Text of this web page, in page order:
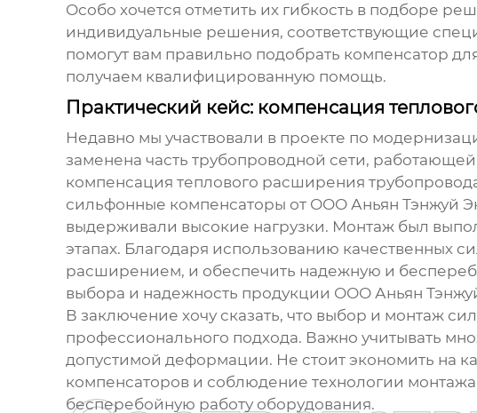
Особо хочется отметить их гибкость в подборе
индивидуальные решения, соответствующие
помогут вам правильно подобрать компенсатор
получаем квалифицированную помощь.
Практический кейс: компенсация
Недавно мы участвовали в проекте по
заменена часть трубопроводной сети,
компенсация теплового расширения
сильфонные компенсаторы от ООО Аньян Тэнжуй
выдерживали высокие нагрузки. Монтаж был
этапах. Благодаря использованию качественных
расширением, и обеспечить надежную и
выбора и надежность продукции ООО Аньян
В заключение хочу сказать, что выбор и монтаж
профессионального подхода. Важно учитывать
допустимой деформации. Не стоит экономить на
компенсаторов и соблюдение технологии
бесперебойную работу оборудования.